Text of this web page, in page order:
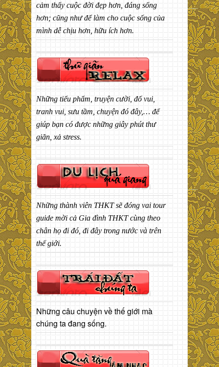
cảm thấy cuộc đời đẹp hơn, đáng sống
hơn; cũng như để làm cho cuộc sống của
mình dễ chịu hơn, hữu ích hơn.
Những tiểu phẩm, truyện cười, đố vui,
tranh vui, sưu tầm, chuyện đó đây,… để
giúp bạn có được những giây phút thư
giãn, xả stress.
Những thành viên THKT sẽ đóng vai tour
guide mời cả Gia đình THKT cùng theo
chân họ đi đó, đi đây trong nước và trên
thế giới.
Những câu chuyện về thế giới mà
chúng ta đang sống.